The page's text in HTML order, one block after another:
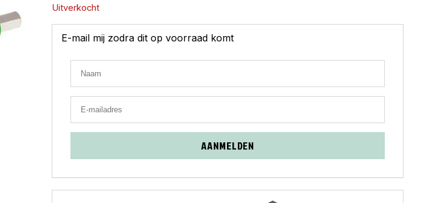
Uitverkocht
E-mail mij zodra dit op voorraad komt
AANMELDEN